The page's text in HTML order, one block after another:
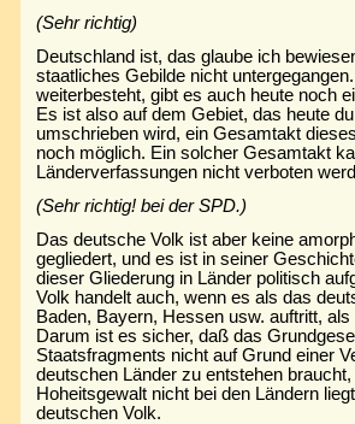
(Sehr richtig)
Deutschland ist, das glaube ich
staatliches Gebilde nicht
weiterbesteht, gibt es auch heute noch
Es ist also auf dem Gebiet, das heute
umschrieben wird, ein Gesamtakt
noch möglich. Ein solcher Gesamtakt
Länderverfassungen nicht verboten
(Sehr richtig! bei der SPD.)
Das deutsche Volk ist aber keine
gegliedert, und es ist in seiner
dieser Gliederung in Länder politisch
Volk handelt auch, wenn es als das
Baden, Bayern, Hessen usw. auftritt,
Darum ist es sicher, daß das
Staatsfragments nicht auf Grund einer
deutschen Länder zu entstehen
Hoheitsgewalt nicht bei den Ländern
deutschen Volk.